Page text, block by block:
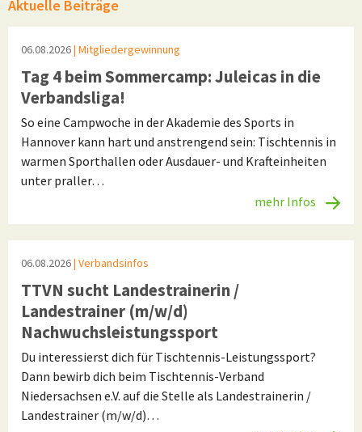
Aktuelle Beiträge
06.08.2026| Mitgliedergewinnung
Tag 4 beim Sommercamp: Juleicas in die
Verbandsliga!
So eine Campwoche in der Akademie des Sports in
Hannover kann hart und anstrengend sein: Tischtennis in
warmen Sporthallen oder Ausdauer- und Krafteinheiten
unter praller…
mehr Infos
06.08.2026| Verbandsinfos
TTVN sucht Landestrainerin /
Landestrainer (m/w/d)
Nachwuchsleistungssport
Du interessierst dich für Tischtennis-Leistungssport?
Dann bewirb dich beim Tischtennis-Verband
Niedersachsen e.V. auf die Stelle als Landestrainerin /
Landestrainer (m/w/d)…